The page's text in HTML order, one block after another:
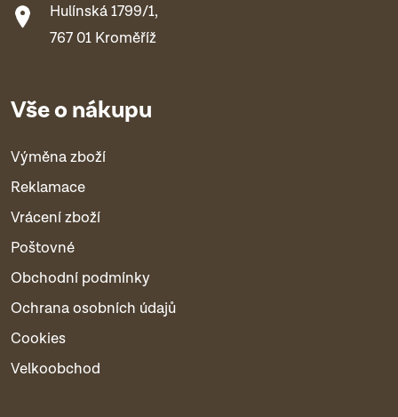
Hulínská 1799/1,
767 01 Kroměříž
Vše o nákupu
Výměna zboží
Reklamace
Vrácení zboží
Poštovné
Obchodní podmínky
Ochrana osobních údajů
Cookies
Velkoobchod